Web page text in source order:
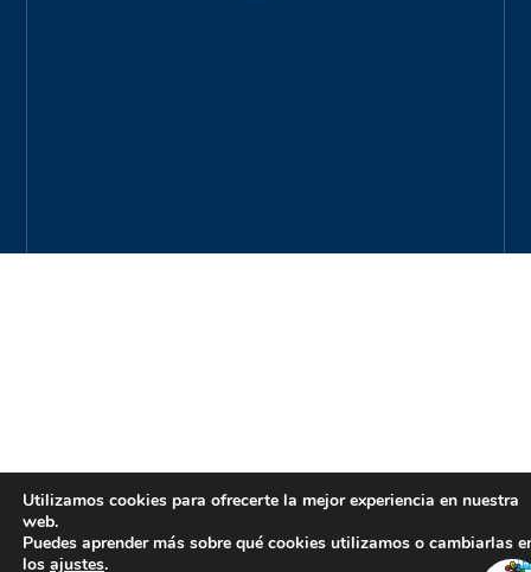
Utilizamos cookies para ofrecerte la mejor experiencia en nuestra
web.
Puedes aprender más sobre qué cookies utilizamos o cambiarlas
los ajustes.